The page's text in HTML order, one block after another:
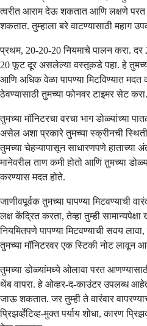
त्वरीत आराम देऊ शकतात आणि लक्षणे
शकतात. तुम्हाला बरे वाटण्यासाठी महाग
प्रथम, 20-20-20 नियमाचे पालन करा. दर
20 फूट दूर असलेल्या वस्तूकडे पहा. हे
आणि अधिक वेळा पापण्या मिटविण्यात मदत
ठेवण्यासाठी तुमच्या फोनवर टाइमर सेट करा.
तुमच्या मॉनिटरचा वरचा भाग डोळ्यांच्या
असेल अशा प्रकारे तुमच्या स्क्रीनची
तुमच्या चेहऱ्यापासून साधारणपणे हाताच्या
मानेवरील ताण कमी होतो आणि तुमच्या
करण्यास मदत होते.
जाणीवपूर्वक तुमच्या पापण्या मिटवण्याची
लक्ष केंद्रित करता, तेव्हा तुम्ही
नियमितपणे पापण्या मिटवण्याची सवय
तुमच्या मॉनिटरवर एक स्टिकी नोट
तुमच्या डोळ्यांमध्ये ओलावा परत
थेंब वापरा. हे ओव्हर-द-काउंटर उपलब्ध
जाऊ शकतात. जर तुम्ही ते वारंवार
प्रिझर्व्हेटिव्ह-मुक्त पर्याय शोधा, कारण